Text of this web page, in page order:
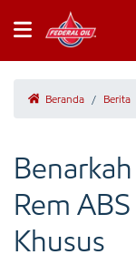
Beranda / Berita
Rem
Khusus